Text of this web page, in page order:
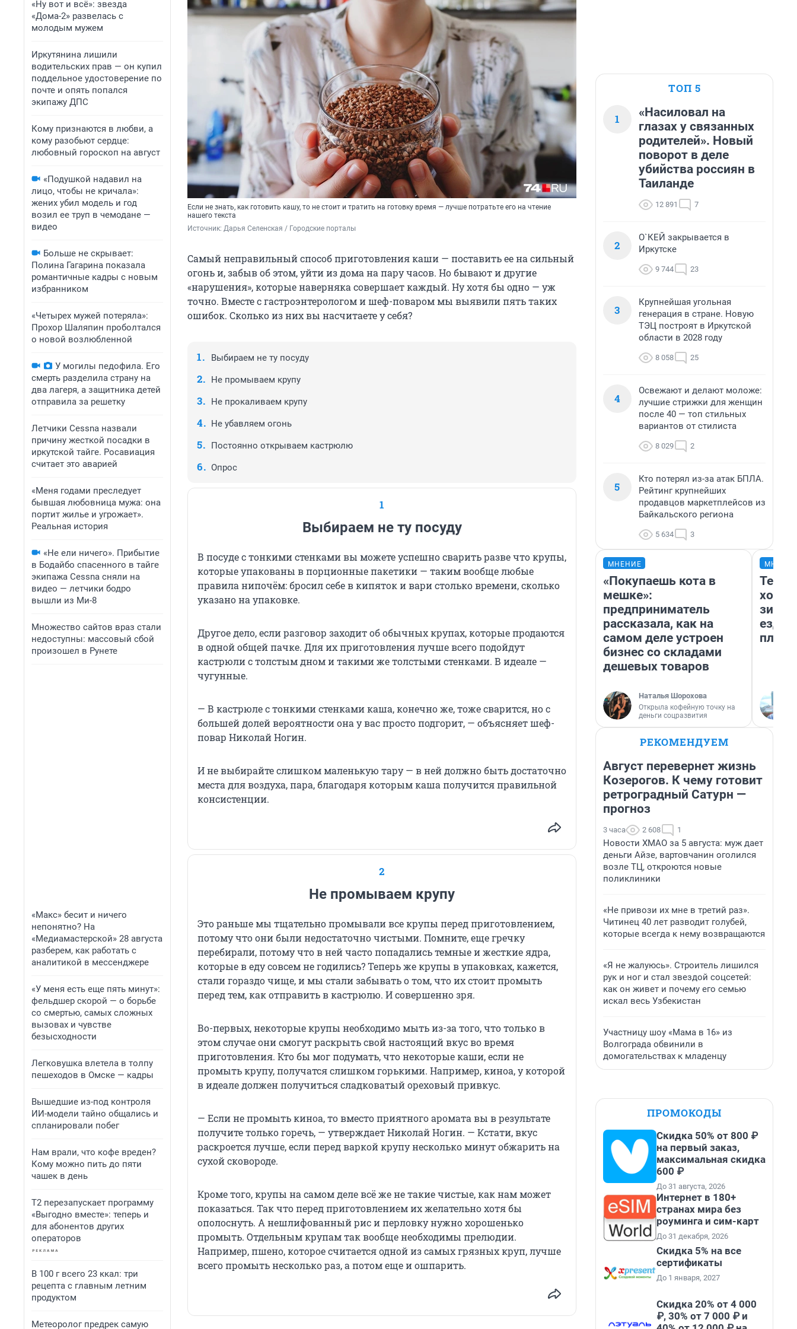
«Ну вот и всё»: звезда
«Дома-2» развелась с
молодым мужем
Иркутянина лишили
водительских прав — он купил
поддельное удостоверение по
почте и опять попался
экипажу ДПС
Кому признаются в любви, а
кому разобьют сердце:
любовный гороскоп на август
«Подушкой надавил на
лицо, чтобы не кричала»:
жених убил модель и год
возил ее труп в чемодане —
видео
Больше не скрывает:
Полина Гагарина показала
романтичные кадры с новым
избранником
«Четырех мужей потеряла»:
Прохор Шаляпин проболтался
о новой возлюбленной
У могилы педофила. Его
смерть разделила страну на
два лагеря, а защитника детей
отправила за решетку
Летчики Cessna назвали
причину жесткой посадки в
иркутской тайге. Росавиация
считает это аварией
«Меня годами преследует
бывшая любовница мужа: она
портит жилье и угрожает».
Реальная история
«Не ели ничего». Прибытие
в Бодайбо спасенного в тайге
экипажа Cessna сняли на
видео — летчики бодро
вышли из Ми-8
Множество сайтов враз стали
недоступны: массовый сбой
произошел в Рунете
«Макс» бесит и ничего
непонятно? На
«Медиамастерской» 28 августа
разберем, как работать с
аналитикой в мессенджере
«У меня есть еще пять минут»:
фельдшер скорой — о борьбе
со смертью, самых сложных
вызовах и чувстве
безысходности
Легковушка влетела в толпу
пешеходов в Омске — кадры
Вышедшие из-под контроля
ИИ-модели тайно общались и
спланировали побег
Нам врали, что кофе вреден?
Кому можно пить до пяти
чашек в день
Т2 перезапускает программу
«Выгодно вместе»: теперь и
для абонентов других
операторов
В 100 г всего 23 ккал: три
рецепта с главным летним
продуктом
Метеоролог предрек самую
Если не знать, как готовить кашу, то не стоит и тратить на готовку время — лучше потратьте его на чтение
нашего текста
Источник: Дарья Селенская / Городские порталы
Самый неправильный способ приготовления каши — поставить ее на сильный
огонь и, забыв об этом, уйти из дома на пару часов. Но бывают и другие
«нарушения», которые наверняка совершает каждый. Ну хотя бы одно — уж
точно. Вместе с гастроэнтерологом и шеф-поваром мы выявили пять таких
ошибок. Сколько из них вы насчитаете у себя?
Выбираем не ту посуду
Не промываем крупу
Не прокаливаем крупу
Не убавляем огонь
Постоянно открываем кастрюлю
Опрос
1
Выбираем не ту посуду
В посуде с тонкими стенками вы можете успешно сварить разве что крупы,
которые упакованы в порционные пакетики — таким вообще любые
правила нипочём: бросил себе в кипяток и вари столько времени, сколько
указано на упаковке.
Другое дело, если разговор заходит об обычных крупах, которые продаются
в одной общей пачке. Для их приготовления лучше всего подойдут
кастрюли с толстым дном и такими же толстыми стенками. В идеале —
чугунные.
— В кастрюле с тонкими стенками каша, конечно же, тоже сварится, но с
большей долей вероятности она у вас просто подгорит, — объясняет шеф-
повар Николай Ногин.
И не выбирайте слишком маленькую тару — в ней должно быть достаточно
места для воздуха, пара, благодаря которым каша получится правильной
консистенции.
2
Не промываем крупу
Это раньше мы тщательно промывали все крупы перед приготовлением,
потому что они были недостаточно чистыми. Помните, еще гречку
перебирали, потому что в ней часто попадались темные и жесткие ядра,
которые в еду совсем не годились? Теперь же крупы в упаковках, кажется,
стали гораздо чище, и мы стали забывать о том, что их стоит промыть
перед тем, как отправить в кастрюлю. И совершенно зря.
Во-первых, некоторые крупы необходимо мыть из-за того, что только в
этом случае они смогут раскрыть свой настоящий вкус во время
приготовления. Кто бы мог подумать, что некоторые каши, если не
промыть крупу, получатся слишком горькими. Например, киноа, у которой
в идеале должен получиться сладковатый ореховый привкус.
— Если не промыть киноа, то вместо приятного аромата вы в результате
получите только горечь, — утверждает Николай Ногин. — Кстати, вкус
раскроется лучше, если перед варкой крупу несколько минут обжарить на
сухой сковороде.
Кроме того, крупы на самом деле всё же не такие чистые, как нам может
показаться. Так что перед приготовлением их желательно хотя бы
ополоснуть. А нешлифованный рис и перловку нужно хорошенько
промыть. Отдельным крупам так вообще необходимы прелюдии.
Например, пшено, которое считается одной из самых грязных круп, лучше
всего промыть несколько раз, а потом еще и ошпарить.
ТОП 5
1
«Насиловал на
глазах у связанных
родителей». Новый
поворот в деле
убийства россиян в
Таиланде
12 891 7
2
О`КЕЙ закрывается в
Иркутске
9 744 23
3
Крупнейшая угольная
генерация в стране. Новую
ТЭЦ построят в Иркутской
области в 2028 году
8 058 25
4
Освежают и делают моложе:
лучшие стрижки для женщин
после 40 — топ стильных
вариантов от стилиста
8 029 2
5
Кто потерял из-за атак БПЛА.
Рейтинг крупнейших
продавцов маркетплейсов из
Байкальского региона
5 634 3
МНЕНИЕ
«Покупаешь кота в
мешке»:
предприниматель
рассказала, как на
самом деле устроен
бизнес со складами
дешевых товаров
Наталья Шорохова
Открыла кофейную точку на
деньги соцразвития
ездит
РЕКОМЕНДУЕМ
Август перевернет жизнь
Козерогов. К чему готовит
ретроградный Сатурн —
прогноз
3 часа 2 608 1
Новости ХМАО за 5 августа: муж дает
деньги Айзе, вартовчанин оголился
возле ТЦ, откроются новые
поликлиники
«Не привози их мне в третий раз».
Читинец 40 лет разводит голубей,
которые всегда к нему возвращаются
«Я не жалуюсь». Строитель лишился
рук и ног и стал звездой соцсетей:
как он живет и почему его семью
искал весь Узбекистан
Участницу шоу «Мама в 16» из
Волгограда обвинили в
домогательствах к младенцу
ПРОМОКОДЫ
Скидка 50% от 800 ₽
на первый заказ,
максимальная скидка
600 ₽
До 31 августа, 2026
Интернет в 180+
странах мира без
роуминга и сим-карт
До 31 декабря, 2026
Скидка 5% на все
сертификаты
До 1 января, 2027
Скидка 20% от 4 000
₽, 30% от 7 000 ₽ и